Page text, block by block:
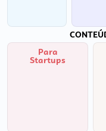
Para
Startups